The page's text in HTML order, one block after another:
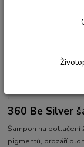
360 Be
360 Be Silver
Šampon na
pigmentů, prozáří